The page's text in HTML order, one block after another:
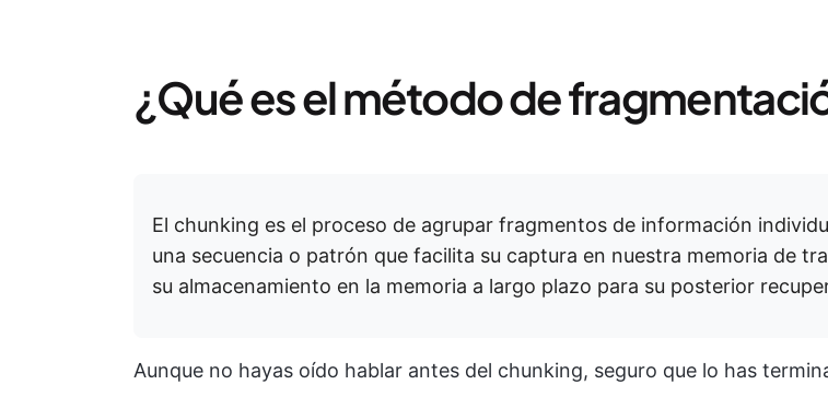
¿Qué es el método de
El chunking es el proceso de agrupar fragmentos de información
una secuencia o patrón que facilita su captura en nuestra memoria de
su almacenamiento en la memoria a largo plazo para su posterior
Aunque no hayas oído hablar antes del chunking, seguro que lo has